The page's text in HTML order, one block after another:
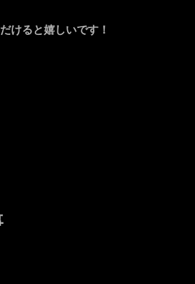
けると嬉しいです！